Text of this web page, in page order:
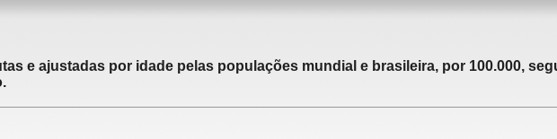
e ajustadas por idade pelas populações mundial e brasileira, por 100.000,